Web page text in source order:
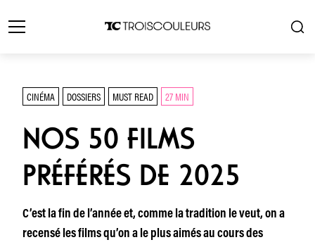
CINÉMA DOSSIERS MUST READ 27 MIN
NOS 50 FILMS
PRÉFÉRÉS DE 2025
C’est la fin de l’année et, comme la tradition le veut, on a
recensé les films qu’on a le plus aimés au cours des